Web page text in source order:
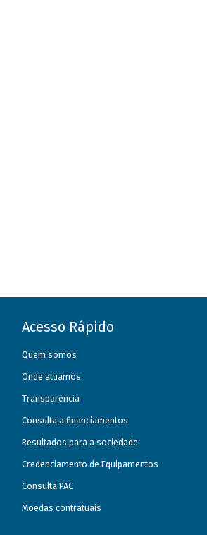
Acesso Rápido
Quem somos
Onde atuamos
Transparência
Consulta a financiamentos
Resultados para a sociedade
Credenciamento de Equipamentos
Consulta PAC
Moedas contratuais